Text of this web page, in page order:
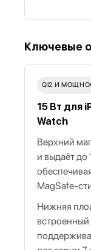
Ключевые
QI2 И
15 Вт для
Watch
Верхний
и выдаёт до
Нижняя